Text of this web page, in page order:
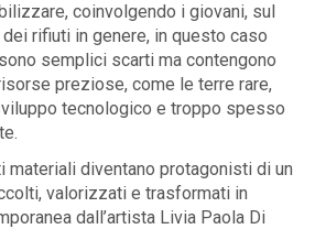
coinvolgendo i giovani, sul
rifiuti in genere, in questo caso
semplici scarti ma contengono
preziose, come le terre rare,
tecnologico e troppo spesso
materiali diventano protagonisti di un
valorizzati e trasformati in
dall’artista Livia Paola Di